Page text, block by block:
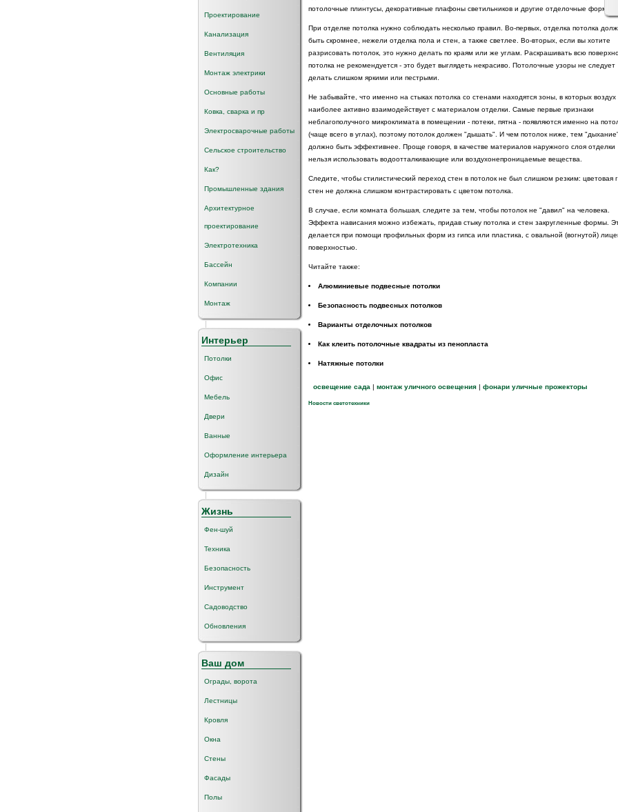
Проектирование
Канализация
Вентиляция
Монтаж электрики
Основные работы
Ковка, сварка и пр
Электросварочные работы
Сельское строительство
Как?
Промышленные здания
Архитектурное
проектирование
Электротехника
Бассейн
Компании
Монтаж
Интерьер
Потолки
Офис
Мебель
Двери
Ванные
Оформление интерьера
Дизайн
Жизнь
Фен-шуй
Техника
Безопасность
Инструмент
Садоводство
Обновления
Ваш дом
Ограды, ворота
Лестницы
Кровля
Окна
Стены
Фасады
Полы
потолочные плинтусы, декоративные плафоны светильников и другие отделочные формы.
При отделке потолка нужно соблюдать несколько правил. Во-первых, отделка потолка
быть скромнее, нежели отделка пола и стен, а также светлее. Во-вторых, если вы хотите
разрисовать потолок, это нужно делать по краям или же углам. Раскрашивать всю
потолка не рекомендуется - это будет выглядеть некрасиво. Потолочные узоры не следует
делать слишком яркими или пестрыми.
Не забывайте, что именно на стыках потолка со стенами находятся зоны, в которых воздух
наиболее активно взаимодействует с материалом отделки. Самые первые признаки
неблагополучного микроклимата в помещении - потеки, пятна - появляются именно на
(чаще всего в углах), поэтому потолок должен "дышать". И чем потолок ниже, тем
должно быть эффективнее. Проще говоря, в качестве материалов наружного слоя отделки
нельзя использовать водоотталкивающие или воздухонепроницаемые вещества.
Следите, чтобы стилистический переход стен в потолок не был слишком резким: цветовая
стен не должна слишком контрастировать с цветом потолка.
В случае, если комната большая, следите за тем, чтобы потолок не "давил" на человека.
Эффекта нависания можно избежать, придав стыку потолка и стен закругленные формы.
делается при помощи профильных форм из гипса или пластика, с овальной (вогнутой)
поверхностью.
Читайте также:
Алюминиевые подвесные потолки
Безопасность подвесных потолков
Варианты отделочных потолков
Как клеить потолочные квадраты из пенопласта
Натяжные потолки
освещение сада монтаж уличного освещения фонари уличные прожекторы
Новости светотехники